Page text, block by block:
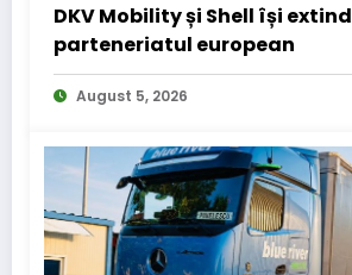
DKV Mobility și Shell își extind
parteneriatul european
August 5, 2026